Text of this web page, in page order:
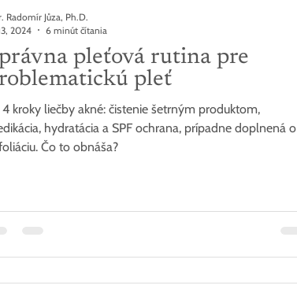
pleťová rutina pre
pleť
4 kroky liečby akné: čistenie šetrným produktom,
hydratácia a SPF ochrana, prípadne doplnená o
Čo to obnáša?
Radomír Jůza, Ph.D.
2024
6 minút čítania